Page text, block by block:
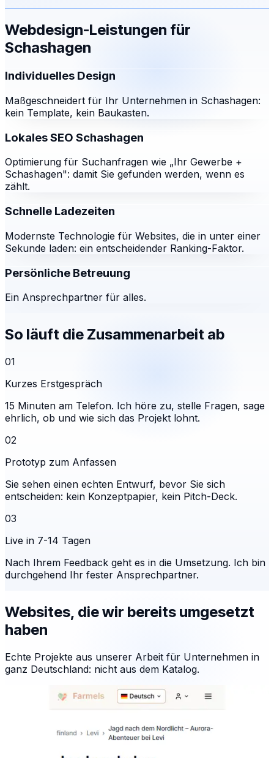
Webdesign-Leistungen für
Schashagen
Individuelles Design
Maßgeschneidert für Ihr Unternehmen in Schashagen:
kein Template, kein Baukasten.
Lokales SEO Schashagen
Optimierung für Suchanfragen wie „Ihr Gewerbe +
Schashagen": damit Sie gefunden werden, wenn es
zählt.
Schnelle Ladezeiten
Modernste Technologie für Websites, die in unter einer
Sekunde laden: ein entscheidender Ranking-Faktor.
Persönliche Betreuung
Ein Ansprechpartner für alles.
So läuft die Zusammenarbeit ab
01
Kurzes Erstgespräch
15 Minuten am Telefon. Ich höre zu, stelle Fragen, sage
ehrlich, ob und wie sich das Projekt lohnt.
02
Prototyp zum Anfassen
Sie sehen einen echten Entwurf, bevor Sie sich
entscheiden: kein Konzeptpapier, kein Pitch-Deck.
03
Live in 7-14 Tagen
Nach Ihrem Feedback geht es in die Umsetzung. Ich bin
durchgehend Ihr fester Ansprechpartner.
Websites, die wir bereits umgesetzt
haben
Echte Projekte aus unserer Arbeit für Unternehmen in
ganz Deutschland: nicht aus dem Katalog.